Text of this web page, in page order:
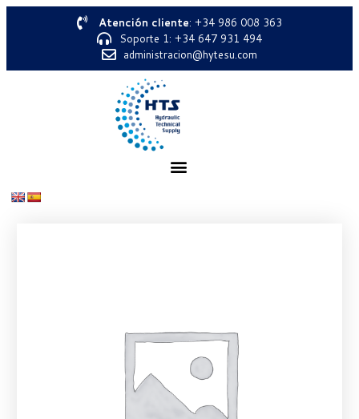
Atención cliente: +34 986 008 363
Soporte 1: +34 647 931 494
administracion@hytesu.com